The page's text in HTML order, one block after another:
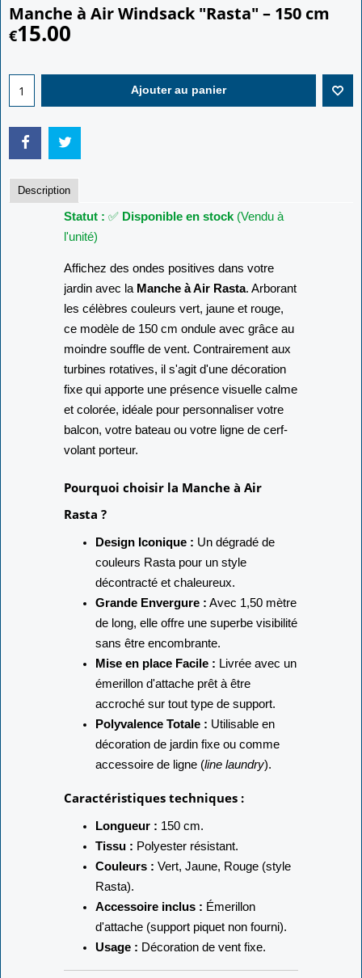
Manche à Air Windsack "Rasta" – 150 cm
€15.00
Ajouter au panier
Description
Statut : ✅ Disponible en stock(Vendu à
l'unité)
Affichez des ondes positives dans votre
jardin avec la Manche à Air Rasta. Arborant
les célèbres couleurs vert, jaune et rouge,
ce modèle de 150 cm ondule avec grâce au
moindre souffle de vent. Contrairement aux
turbines rotatives, il s'agit d'une décoration
fixe qui apporte une présence visuelle calme
et colorée, idéale pour personnaliser votre
balcon, votre bateau ou votre ligne de cerf-
volant porteur.
Pourquoi choisir la Manche à Air
Rasta ?
Design Iconique : Un dégradé de
couleurs Rasta pour un style
décontracté et chaleureux.
Grande Envergure : Avec 1,50 mètre
de long, elle offre une superbe visibilité
sans être encombrante.
Mise en place Facile : Livrée avec un
émerillon d'attache prêt à être
accroché sur tout type de support.
Polyvalence Totale : Utilisable en
décoration de jardin fixe ou comme
accessoire de ligne (line laundry).
Caractéristiques techniques :
Longueur : 150 cm.
Tissu : Polyester résistant.
Couleurs : Vert, Jaune, Rouge (style
Rasta).
Accessoire inclus : Émerillon
d'attache (support piquet non fourni).
Usage : Décoration de vent fixe.